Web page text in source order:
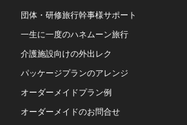
団体・研修旅行幹事様サポート
一生に一度のハネムーン旅行
介護施設向けの外出レク
パッケージプランのアレンジ
オーダーメイドプラン例
オーダーメイドのお問合せ